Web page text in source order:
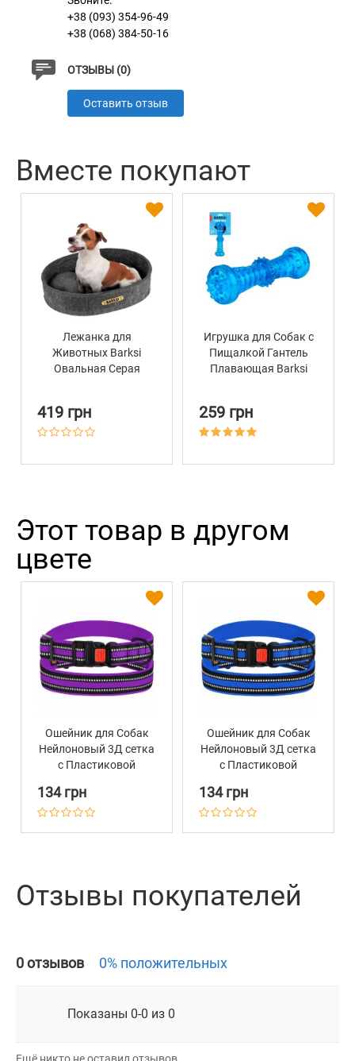
+38 (093) 354-96-49
+38 (068) 384-50-16
ОТЗЫВЫ (0)
Оставить отзыв
регулировки размера.
Характеристики
Вместе покупают
Лежанка для
Животных Barksi
Овальная Серая
419 грн
Игрушка для Собак с
Пищалкой Гантель
Плавающая Barksi
259 грн
Этот товар в другом
цвете
Ошейник для Собак
Нейлоновый 3Д сетка
c Пластиковой
Mesh Фиолетовый
134 грн
Ошейник для Собак
Нейлоновый 3Д сетка
c Пластиковой
Mesh Синий
134 грн
Отзывы покупателей
0 отзывов 0% положительных
Показаны 0-0 из 0